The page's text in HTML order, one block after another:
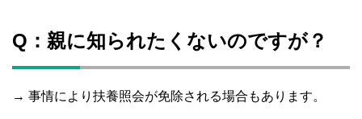
Q：親に知られたくないのですが？
→ 事情により扶養照会が免除される場合もあります。